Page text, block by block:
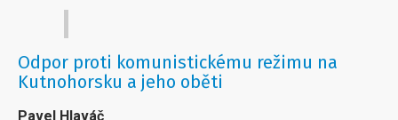
Odpor proti komunistickému režimu na
Kutnohorsku a jeho oběti
Pavel Hlaváč